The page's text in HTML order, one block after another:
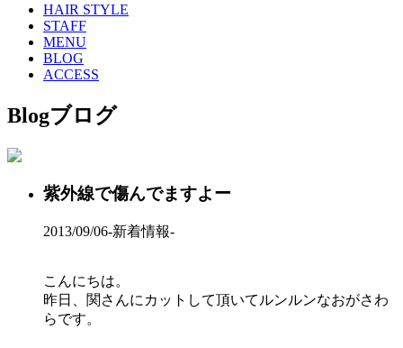
HAIR STYLE
STAFF
MENU
BLOG
ACCESS
Blogブログ
紫外線で傷んでますよー
2013/09/06-新着情報-
こんにちは。
昨日、関さんにカットして頂いてルンルンなおがさわ
らです。